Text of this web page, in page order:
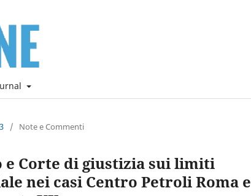
/ Note e Commenti
e Corte di giustizia sui limiti
nei casi Centro Petroli Roma e